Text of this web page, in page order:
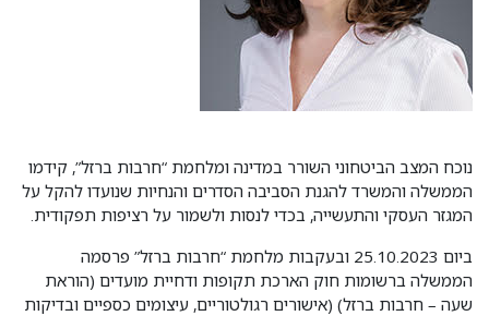
נוכח המצב הביטחוני השורר במדינה ומלחמת “חרבות ברזל”, קידמו
הממשלה והמשרד להגנת הסביבה הסדרים והנחיות שנועדו להקל על
המגזר העסקי והתעשייה, בכדי לנסות ולשמור על רציפות תפקודית.
ביום 25.10.2023 ובעקבות מלחמת “חרבות ברזל” פרסמה
הממשלה ברשומות חוק הארכת תקופות ודחיית מועדים (הוראת
שעה – חרבות ברזל) (אישורים רגולטוריים, עיצומים כספיים ובדיקות